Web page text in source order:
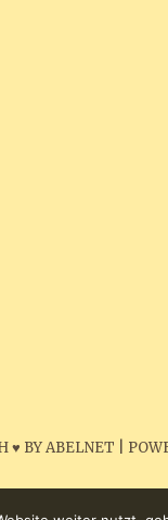
♥ BY ABELNET